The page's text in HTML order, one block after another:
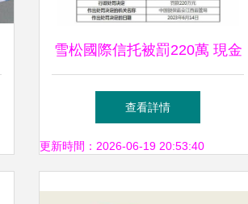
雪松國際信托被罰220萬 現金
管理類產品誤導投資者的警示
查看詳情
更新時間：2026-06-19 20:53:40